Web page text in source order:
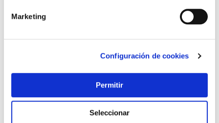
Marketing
Configuración de cookies
Permitir
Seleccionar
Cafetera supreme cream system programable 20 bares
Taurus
96,80 €